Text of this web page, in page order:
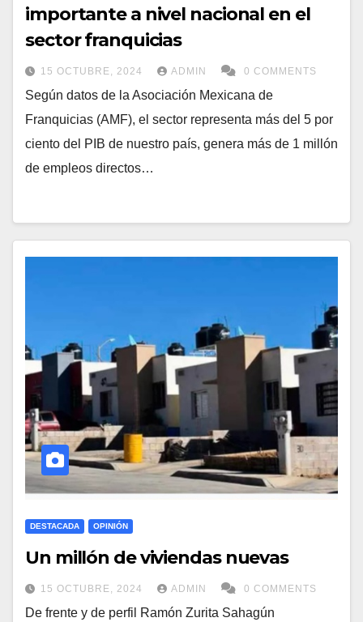
importante a nivel nacional en el
sector franquicias
15 OCTUBRE, 2024 ADMIN 0 COMMENTS
Según datos de la Asociación Mexicana de
Franquicias (AMF), el sector representa más del 5 por
ciento del PIB de nuestro país, genera más de 1 millón
de empleos directos…
DESTACADA OPINIÓN
Un millón de viviendas nuevas
15 OCTUBRE, 2024 ADMIN 0 COMMENTS
De frente y de perfil Ramón Zurita Sahagún